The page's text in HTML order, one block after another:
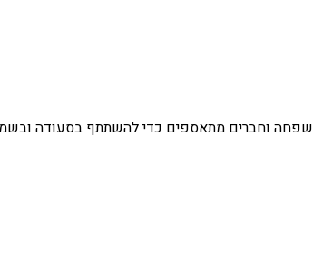
משפחה וחברים מתאספים כדי להשתתף בסעודה